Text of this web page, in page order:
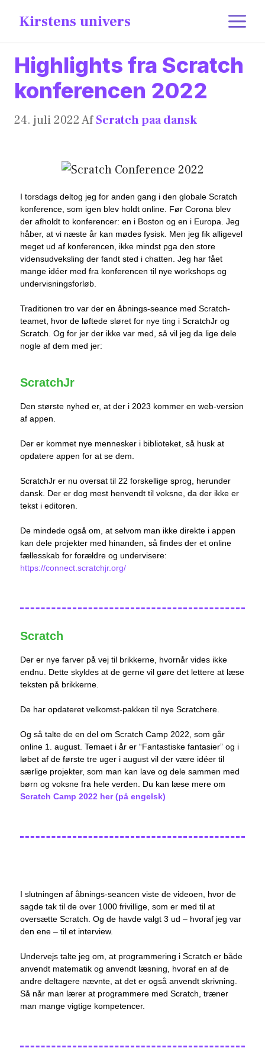
Kirstens univers
Highlights fra Scratch
konferencen 2022
24. juli 2022AfScratch paa dansk
I torsdags deltog jeg for anden gang i den globale Scratch
konference, som igen blev holdt online. Før Corona blev
der afholdt to konferencer: en i Boston og en i Europa. Jeg
håber, at vi næste år kan mødes fysisk. Men jeg fik alligevel
meget ud af konferencen, ikke mindst pga den store
vidensudveksling der fandt sted i chatten. Jeg har fået
mange idéer med fra konferencen til nye workshops og
undervisningsforløb.
Traditionen tro var der en åbnings-seance med Scratch-
teamet, hvor de løftede sløret for nye ting i ScratchJr og
Scratch. Og for jer der ikke var med, så vil jeg da lige dele
nogle af dem med jer:
ScratchJr
Den største nyhed er, at der i 2023 kommer en web-version
af appen.
Der er kommet nye mennesker i biblioteket, så husk at
opdatere appen for at se dem.
ScratchJr er nu oversat til 22 forskellige sprog, herunder
dansk. Der er dog mest henvendt til voksne, da der ikke er
tekst i editoren.
De mindede også om, at selvom man ikke direkte i appen
kan dele projekter med hinanden, så findes der et online
fællesskab for forældre og undervisere:
https://connect.scratchjr.org/
Scratch
Der er nye farver på vej til brikkerne, hvornår vides ikke
endnu. Dette skyldes at de gerne vil gøre det lettere at læse
teksten på brikkerne.
De har opdateret velkomst-pakken til nye Scratchere.
Og så talte de en del om Scratch Camp 2022, som går
online 1. august. Temaet i år er “Fantastiske fantasier” og i
løbet af de første tre uger i august vil der være idéer til
særlige projekter, som man kan lave og dele sammen med
børn og voksne fra hele verden. Du kan læse mere om
Scratch Camp 2022 her (på engelsk)
I slutningen af åbnings-seancen viste de videoen, hvor de
sagde tak til de over 1000 frivillige, som er med til at
oversætte Scratch. Og de havde valgt 3 ud – hvoraf jeg var
den ene – til et interview.
Undervejs talte jeg om, at programmering i Scratch er både
anvendt matematik og anvendt læsning, hvoraf en af de
andre deltagere nævnte, at det er også anvendt skrivning.
Så når man lærer at programmere med Scratch, træner
man mange vigtige kompetencer.